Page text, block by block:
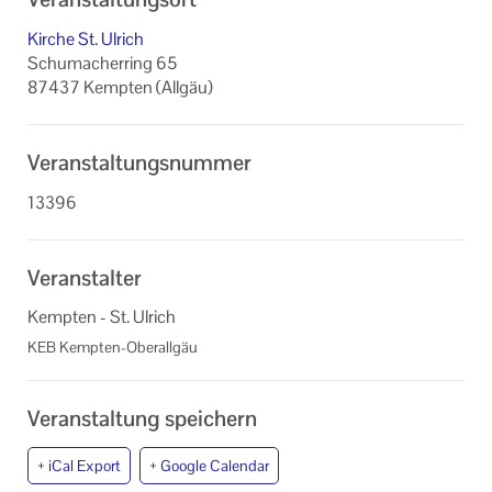
Kirche St. Ulrich
Schumacherring 65
87437 Kempten (Allgäu)
Veranstaltungsnummer
13396
Veranstalter
Kempten - St. Ulrich
KEB Kempten-Oberallgäu
Veranstaltung speichern
+ iCal Export + Google Calendar